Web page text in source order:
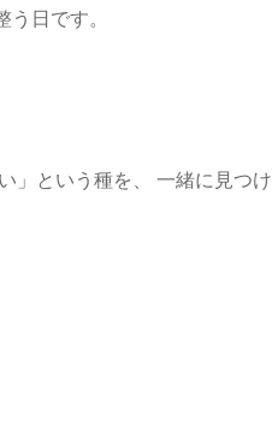
日です。
」という種を、 一緒に見つけ